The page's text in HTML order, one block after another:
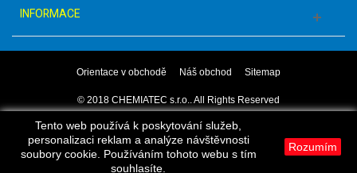
INFORMACE
Tento web používá k poskytování služeb,
personalizaci reklam a analýze návštěvnosti
soubory cookie. Používáním tohoto webu s tím
souhlasíte.
Rozumím
Orientace v obchodě Náš obchod Sitemap
© 2018 CHEMIATEC s.r.o.. All Rights Reserved
Zpět